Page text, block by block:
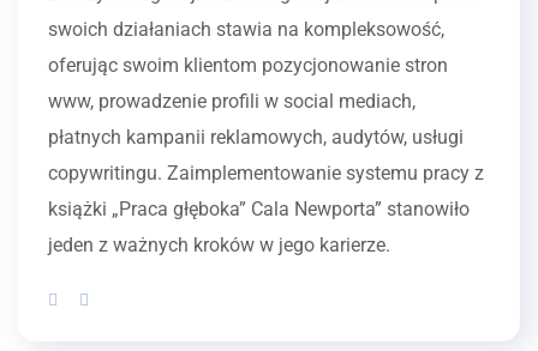
swoich działaniach stawia na kompleksowość,
oferując swoim klientom pozycjonowanie stron
www, prowadzenie profili w social mediach,
płatnych kampanii reklamowych, audytów, usługi
copywritingu. Zaimplementowanie systemu pracy z
książki „Praca głęboka” Cala Newporta” stanowiło
jeden z ważnych kroków w jego karierze.